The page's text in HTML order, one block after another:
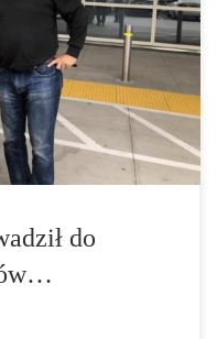
zmusiła dostawców do
zaufania
obowiązujące w
handlu narkotykami
miała duży wpływ
[…]
do